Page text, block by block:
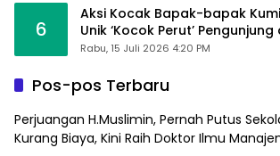
6
Aksi Kocak Bapak-bapak
Unik ‘Kocok Perut’
Alfamart, Ngaku Aktifkan
Rabu, 15 Juli 2026 4:20 PM
Pos-pos Terbaru
Perjuangan H.Muslimin, Pernah Putus
Kurang Biaya, Kini Raih Doktor Ilmu